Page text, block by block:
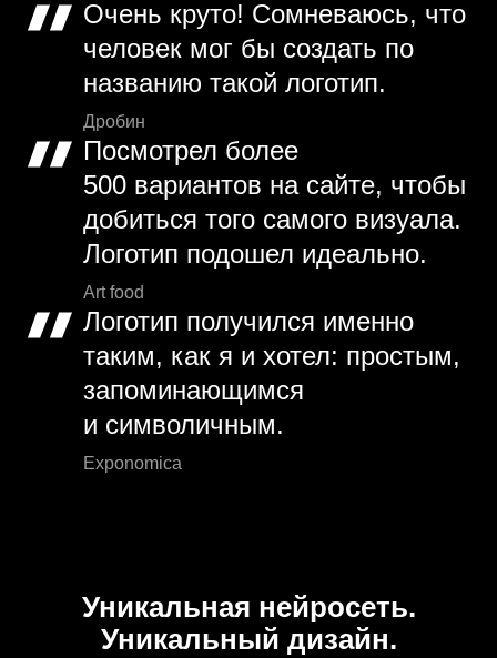
Очень круто! Сомневаюсь, что
человек мог бы создать по
названию такой логотип.
Дробин
Посмотрел более
500 вариантов на сайте, чтобы
добиться того самого визуала.
Логотип подошел идеально.
Art food
Логотип получился именно
таким, как я и хотел: простым,
запоминающимся
и символичным.
Exponomica
Уникальная нейросеть.
Уникальный дизайн.